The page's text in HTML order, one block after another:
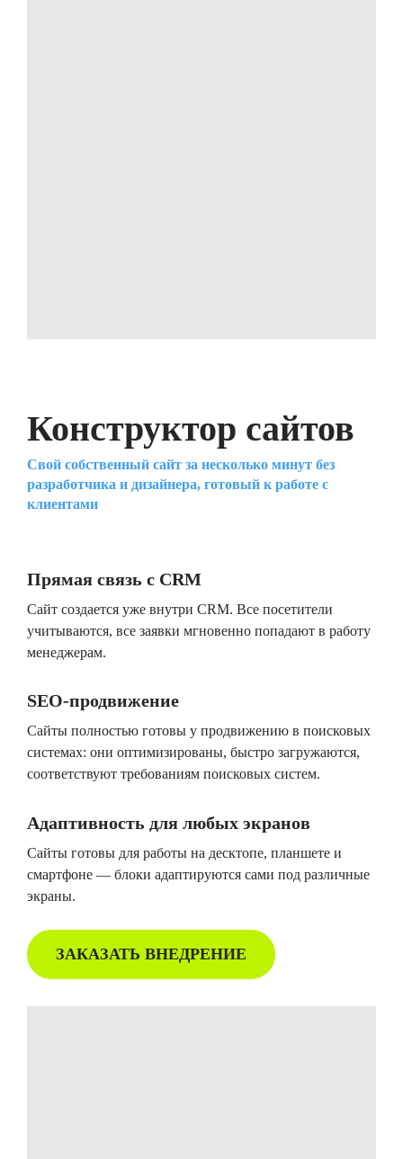
Конструктор сайтов
Свой собственный сайт за несколько минут без
разработчика и дизайнера, готовый к работе с
клиентами
Прямая связь с CRM
Сайт создается уже внутри CRM. Все посетители
учитываются, все заявки мгновенно попадают в работу
менеджерам.
SEO-продвижение
Сайты полностью готовы у продвижению в поисковых
системах: они оптимизированы, быстро загружаются,
соответствуют требованиям поисковых систем.
Адаптивность для любых экранов
Сайты готовы для работы на десктопе, планшете и
смартфоне — блоки адаптируются сами под различные
экраны.
ЗАКАЗАТЬ ВНЕДРЕНИЕ